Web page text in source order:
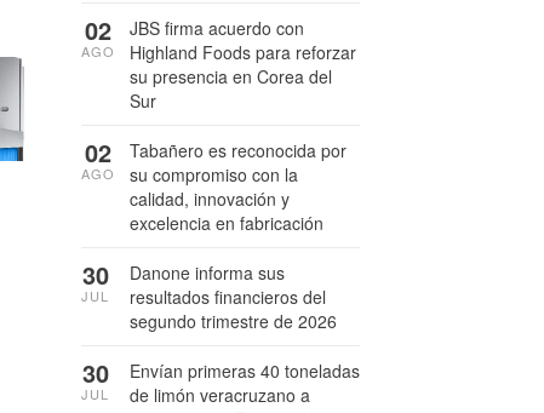
JBS firma acuerdo con
Highland Foods para reforzar
su presencia en Corea del
Sur
02
AGO
Tabañero es reconocida por
su compromiso con la
calidad, innovación y
excelencia en fabricación
02
AGO
Danone informa sus
resultados financieros del
segundo trimestre de 2026
30
JUL
Envían primeras 40 toneladas
de limón veracruzano a
30
JUL